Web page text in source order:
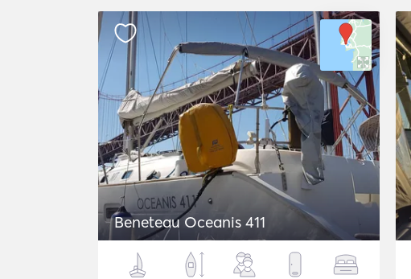
Beneteau Oceanis 411